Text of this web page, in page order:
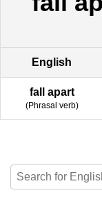
English
fall apart
(Phrasal verb)